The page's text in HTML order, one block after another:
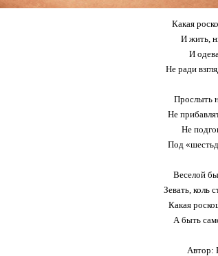
Какая
И жить,
И
Не ради
Прослыть
Не
Не
Под
Веселой
Зевать, коль
Какая
А быть
Автор: